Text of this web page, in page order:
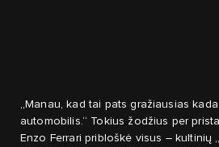
„Manau, kad tai pats gražiausias
automobilis.“ Tokius žodžius per
Enzo Ferrari pribloškė visus – kultinių